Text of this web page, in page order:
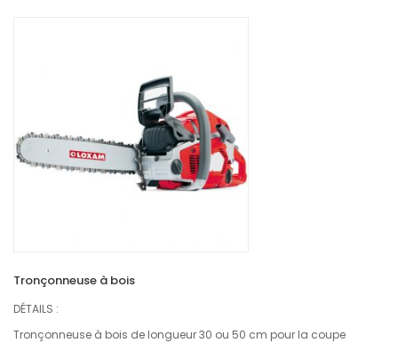
Tronçonneuse à bois
DÉTAILS :
Tronçonneuse à bois de longueur 30 ou 50 cm pour la coupe